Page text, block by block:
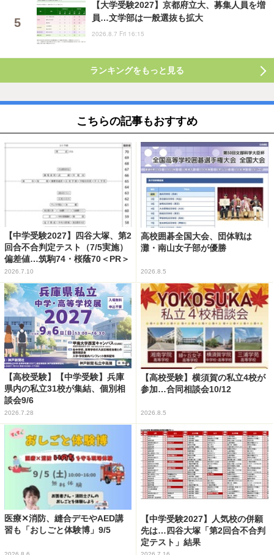
【大学受験2027】京都府立大、募集人員を増
員…文学部は一般選抜も拡大
2026.8.7 Fri 16:15
ランキングをもっと見る
こちらの記事もおすすめ
【中学受験2027】四谷大塚、第2
回合不合判定テスト（7/5実施）
偏差値…筑駒74・桜蔭70＜PR＞
2026.7.10
高校囲碁全国大会、団体戦は
灘・南山女子部が優勝
2026.8.5
【高校受験】【中学受験】兵庫
県内の私立31校が集結、個別相
談会9/6
2026.7.28
【高校受験】横須賀の私立4校が
参加…合同相談会10/12
2026.8.5
医療✕消防、縫合デモやAED講
習も「おしごと体験博」9/5
【中学受験2027】人気校の併願
先は…四谷大塚「第2回合不合判
定テスト」結果